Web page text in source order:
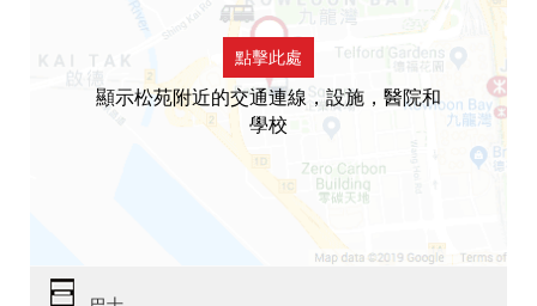
點擊此處
顯示松苑附近的交通連線，設施，醫院和
學校